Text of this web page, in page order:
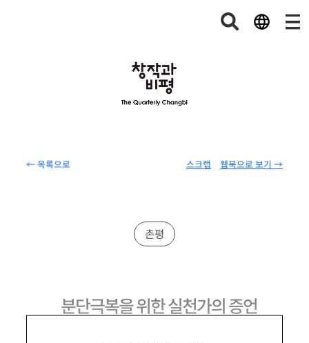
← 목록으로 웹북으로 보기 →
스크랩
촌평
분단극복을 위한 실천가의 증언